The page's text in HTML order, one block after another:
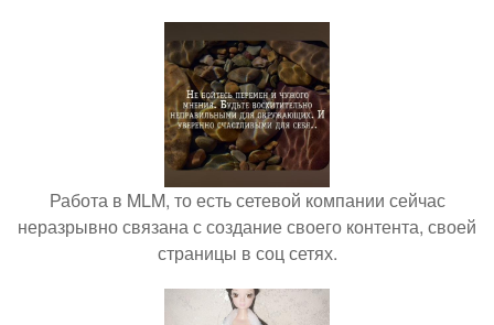
Работа в MLM, то есть сетевой компании сейчас
неразрывно связана с создание своего контента, своей
страницы в соц сетях.